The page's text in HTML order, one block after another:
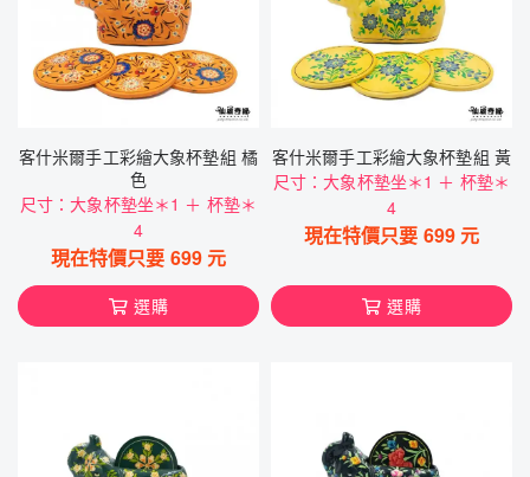
客什米爾手工彩繪大象杯墊組 橘
色
尺寸：大象杯墊坐＊1 ＋ 杯墊＊
4
現在特價只要 699 元
選購
客什米爾手工彩繪大象杯墊組 黃
尺寸：大象杯墊坐＊1 ＋ 杯墊＊
4
現在特價只要 699 元
選購